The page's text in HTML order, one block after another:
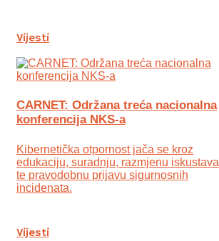
Vijesti
CARNET: Održana treća nacionalna
konferencija NKS-a
Kibernetička otpornost jača se kroz
edukaciju, suradnju, razmjenu iskustava
te pravodobnu prijavu sigurnosnih
incidenata.
Vijesti